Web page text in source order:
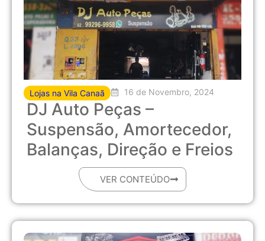
Lojas na Vila Canaã 16 de Novembro, 2024
DJ Auto Peças –
Suspensão, Amortecedor,
Balanças, Direção e Freios
VER CONTEÚDO